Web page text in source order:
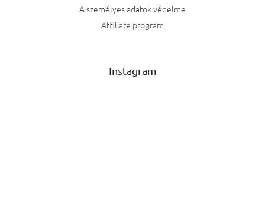
A személyes adatok védelme
Affiliate program
Instagram